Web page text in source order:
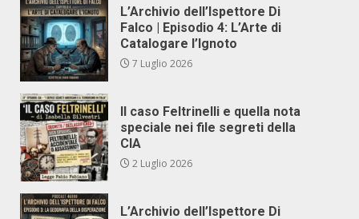
L’Archivio dell’Ispettore Di
Falco | Episodio 4: L’Arte di
Catalogare l’Ignoto
7 Luglio 2026
Il caso Feltrinelli e quella nota
speciale nei file segreti della
CIA
2 Luglio 2026
L’Archivio dell’Ispettore Di